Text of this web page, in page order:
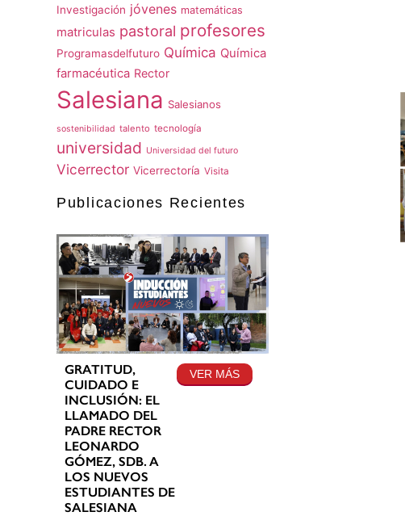
Investigación jóvenes matemáticas
matriculas pastoral profesores
Programasdelfuturo Química Química
farmacéutica Rector
Salesiana Salesianos
sostenibilidad talento tecnología
universidad Universidad del futuro
Vicerrector Vicerrectoría Visita
Publicaciones Recientes
GRATITUD,
CUIDADO E
INCLUSIÓN: EL
LLAMADO DEL
PADRE RECTOR
LEONARDO
GÓMEZ, SDB. A
LOS NUEVOS
ESTUDIANTES DE
SALESIANA
VER MÁS